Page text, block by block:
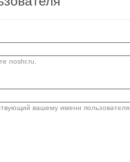
noshr.ru.
вашему имени пользователя.